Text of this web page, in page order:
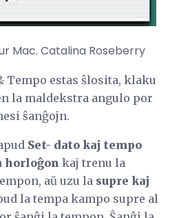
Mac. Catalina Roseberry
Tempo estas ŝlosita, klaku
la maldekstra angulo por
ŝanĝojn.
Set- dato kaj tempo
horloĝon kaj trenu la
aŭ uzu la supre kaj
la tempa kampo supre al